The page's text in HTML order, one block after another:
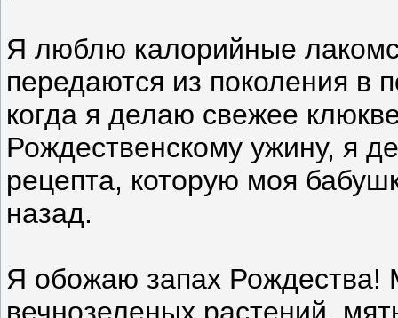
Я люблю калорийные
передаются из поколения в
когда я делаю свежее
Рождественскому ужину, я
рецепта, которую моя
назад.
Я обожаю запах Рождества!
вечнозеленых растений,